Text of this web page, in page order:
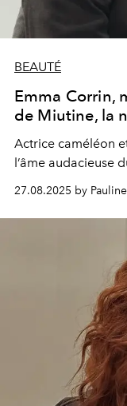
BEAUTÉ
Emma Corrin,
de Miutine, la
Actrice caméléon
l’âme audacieuse
27.08.2025 by